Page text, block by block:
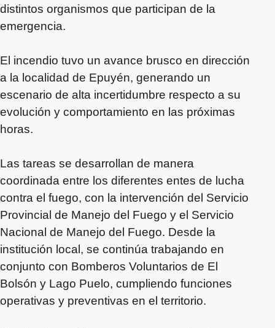
distintos organismos que participan de la
emergencia.
El incendio tuvo un avance brusco en dirección
a la localidad de Epuyén, generando un
escenario de alta incertidumbre respecto a su
evolución y comportamiento en las próximas
horas.
Las tareas se desarrollan de manera
coordinada entre los diferentes entes de lucha
contra el fuego, con la intervención del Servicio
Provincial de Manejo del Fuego y el Servicio
Nacional de Manejo del Fuego. Desde la
institución local, se continúa trabajando en
conjunto con Bomberos Voluntarios de El
Bolsón y Lago Puelo, cumpliendo funciones
operativas y preventivas en el territorio.